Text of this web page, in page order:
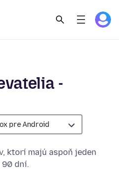
-
pre Android
ktorí majú aspoň jeden
90 dní.